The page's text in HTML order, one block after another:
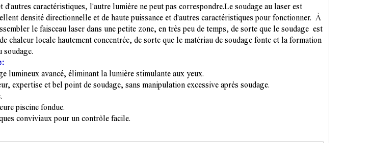
d'autres caractéristiques, l'autre lumière ne peut pas correspondre.Le soudage au laser est
densité directionnelle et de haute puissance et d'autres caractéristiques pour fonctionner. À
le faisceau laser dans une petite zone, en très peu de temps, de sorte que le soudage est
chaleur locale hautement concentrée, de sorte que le matériau de soudage fonte et la formation
soudage.
lumineux avancé, éliminant la lumière stimulante aux yeux.
expertise et bel point de soudage, sans manipulation excessive après soudage.
piscine fondue.
conviviaux pour un contrôle facile.